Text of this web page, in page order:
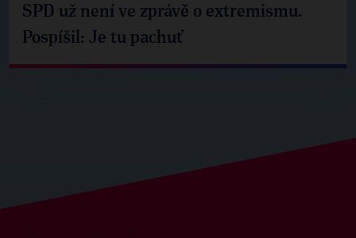
SPD už není ve zprávě o extremismu.
Pospíšil: Je tu pachuť